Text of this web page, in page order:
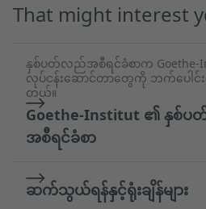
That might interest
နှစ်ပတ်လည်အစီရင်ခံစာက Goethe-
လုပ်ငန်းဆောင်တာတွေကို ဘက်ပေါင်း
တယ်။
Goethe-Institut ၏ နှစ်
အစီရင်ခံစာ
ဆက်သွယ်ရန်နှင့်ရုံးချိန်များ